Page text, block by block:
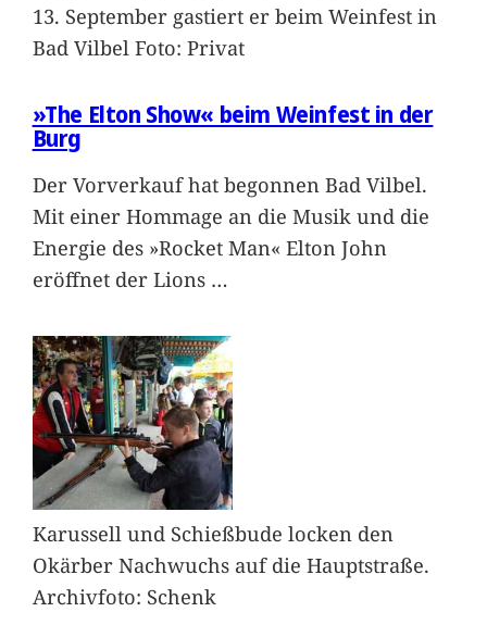
13. September gastiert er beim Weinfest in
Bad Vilbel Foto: Privat
»The Elton Show« beim Weinfest in der
Burg
Der Vorverkauf hat begonnen Bad Vilbel.
Mit einer Hommage an die Musik und die
Energie des »Rocket Man« Elton John
eröffnet der Lions …
Karussell und Schießbude locken den
Okärber Nachwuchs auf die Hauptstraße.
Archivfoto: Schenk